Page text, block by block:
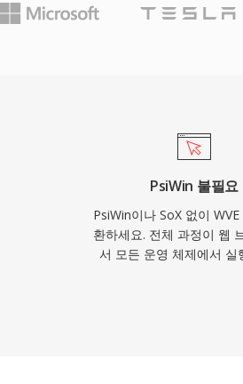
PsiWin 불필요
PsiWin이나 SoX 없이
환하세요. 전체 과정이 웹
서 모든 운영 체제에서 실